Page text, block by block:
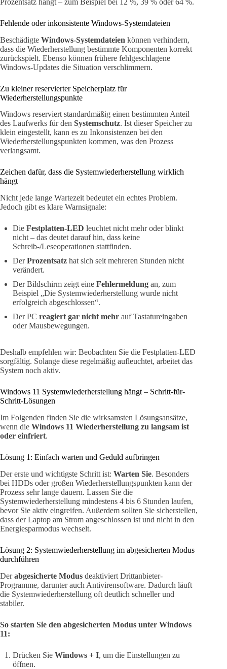
Fehlende oder inkonsistente Windows-Systemdateien
Beschädigte Windows-Systemdateien können verhindern,
dass die Wiederherstellung bestimmte Komponenten korrekt
zurückspielt. Ebenso können frühere fehlgeschlagene
Windows-Updates die Situation verschlimmern.
Zu kleiner reservierter Speicherplatz für
Wiederherstellungspunkte
Windows reserviert standardmäßig einen bestimmten Anteil
des Laufwerks für den Systemschutz. Ist dieser Speicher zu
klein eingestellt, kann es zu Inkonsistenzen bei den
Wiederherstellungspunkten kommen, was den Prozess
verlangsamt.
Zeichen dafür, dass die Systemwiederherstellung wirklich
hängt
Nicht jede lange Wartezeit bedeutet ein echtes Problem.
Jedoch gibt es klare Warnsignale:
Die Festplatten-LED leuchtet nicht mehr oder blinkt
nicht – das deutet darauf hin, dass keine
Schreib-/Leseoperationen stattfinden.
DerProzentsatz hat sich seit mehreren Stunden nicht
verändert.
Der Bildschirm zeigt eine Fehlermeldung an, zum
Beispiel „Die Systemwiederherstellung wurde nicht
erfolgreich abgeschlossen“.
Der PC reagiert gar nicht mehr auf Tastatureingaben
oder Mausbewegungen.
Deshalb empfehlen wir: Beobachten Sie die Festplatten-LED
sorgfältig. Solange diese regelmäßig aufleuchtet, arbeitet das
System noch aktiv.
Windows 11 Systemwiederherstellung hängt – Schritt-für-
Schritt-Lösungen
Im Folgenden finden Sie die wirksamsten Lösungsansätze,
wenn die Windows 11 Wiederherstellung zu langsam ist
oder einfriert.
Lösung 1: Einfach warten und Geduld aufbringen
Der erste und wichtigste Schritt ist: Warten Sie. Besonders
bei HDDs oder großen Wiederherstellungspunkten kann der
Prozess sehr lange dauern. Lassen Sie die
Systemwiederherstellung mindestens 4 bis 6 Stunden laufen,
bevor Sie aktiv eingreifen. Außerdem sollten Sie sicherstellen,
dass der Laptop am Strom angeschlossen ist und nicht in den
Energiesparmodus wechselt.
Lösung 2: Systemwiederherstellung im abgesicherten Modus
durchführen
Derabgesicherte Modus deaktiviert Drittanbieter-
Programme, darunter auch Antivirensoftware. Dadurch läuft
die Systemwiederherstellung oft deutlich schneller und
stabiler.
So starten Sie den abgesicherten Modus unter Windows
11:
Drücken Sie Windows + I, um die Einstellungen zu
öffnen.